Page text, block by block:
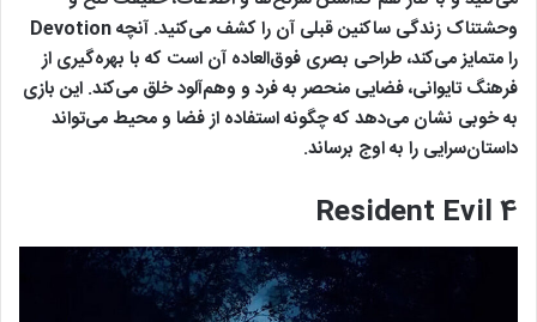
وحشتناک زندگی ساکنین قبلی آن را کشف می‌کنید. آنچه Devotion
را متمایز می‌کند، طراحی بصری فوق‌العاده آن است که با بهره‌گیری از
فرهنگ تایوانی، فضایی منحصر به فرد و وهم‌آلود خلق می‌کند. این بازی
به خوبی نشان می‌دهد که چگونه استفاده از فضا و محیط می‌تواند
داستان‌سرایی را به اوج برساند.
Resident Evil 4